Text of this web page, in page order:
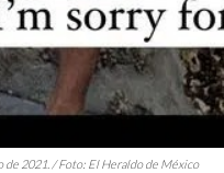
de 2021. / Foto: El Heraldo de México